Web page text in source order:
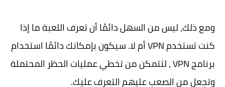
ومع ذلك، ليس من السهل دائمًا أن تعرف اللعبة ما إذا
كنت تستخدم VPN أم لا. سيكون بإمكانك دائمًا استخدام
برنامج VPN ، لتتمكن من تخطي عمليات الحظر المحتملة
وتجعل من الصعب عليهم التعرف عليك.